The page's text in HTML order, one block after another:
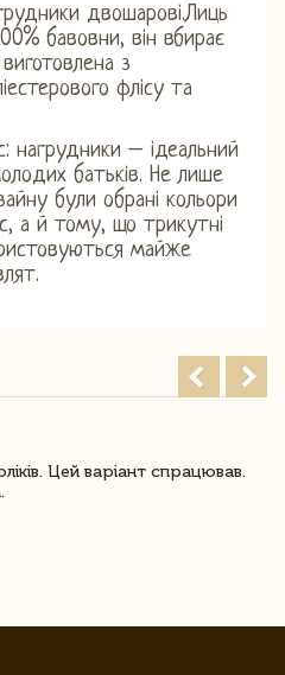
двошарові.Лиць
бавовни, він вбирає
​​з
флісу та
нагрудники – ідеальний
батьків. Не лише
були обрані кольори
а й тому, що трикутні
майже
Цей варіант спрацював.